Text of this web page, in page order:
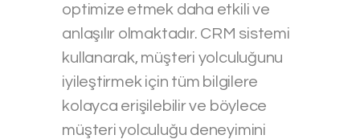
optimize etmek daha etkili ve
anlaşılır olmaktadır. CRM sistemi
kullanarak, müşteri yolculuğunu
iyileştirmek için tüm bilgilere
kolayca erişilebilir ve böylece
müşteri yolculuğu deneyimini